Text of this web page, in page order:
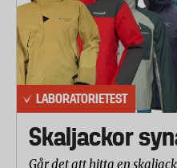
LABORATORIETEST
Skaljackor
Går det att hitta en